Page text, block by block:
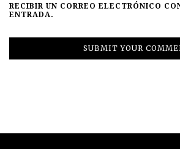
RECIBIR UN CORREO ELECTRÓNICO
ENTRADA.